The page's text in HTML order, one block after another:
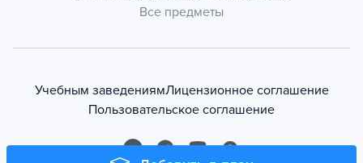
Все предметы
Учебным заведениямЛицензионное соглашение
Пользовательское соглашение